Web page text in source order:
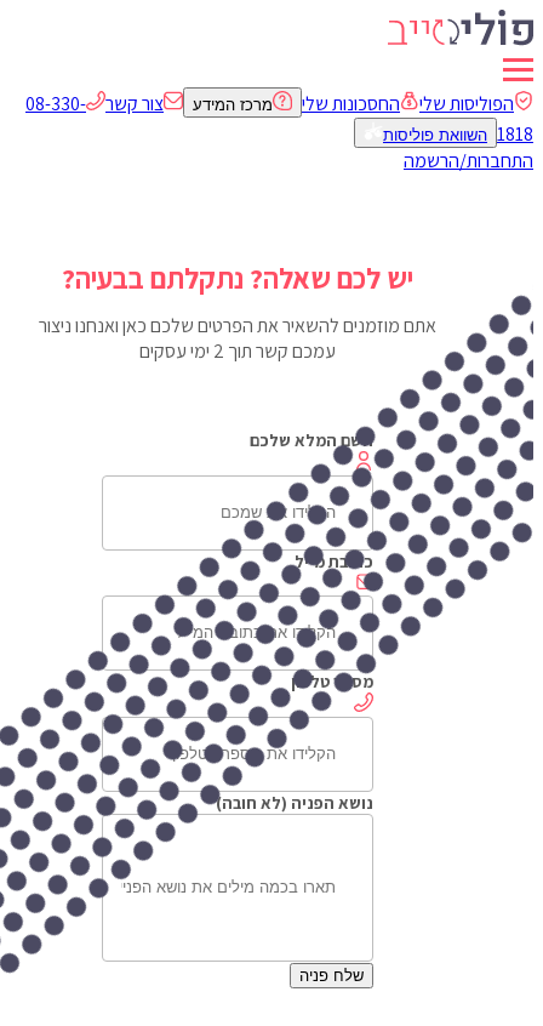
שלי החסכונות שלי מרכז המידע צור קשר 08-330-
פוליסות
הרשמה
יש לכם שאלה? נתקלתם בבעיה?
אתם מוזמנים להשאיר את הפרטים שלכם כאן ואנחנו ניצור
עמכם קשר תוך 2 ימי עסקים
השם המלא שלכם
כתובת מייל
מספר טלפון
נושא הפניה (לא חובה)
שלח פניה